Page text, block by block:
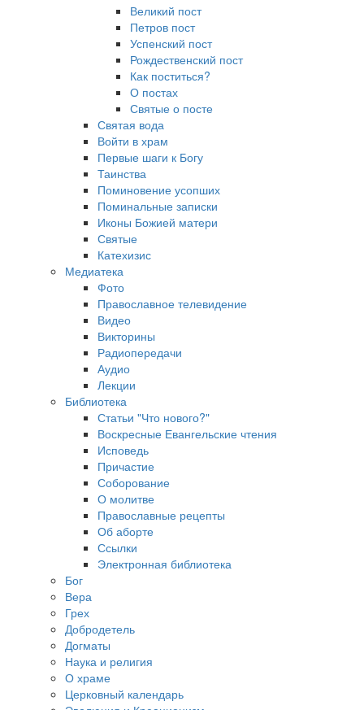
Великий пост
Петров пост
Успенский пост
Рождественский пост
Как поститься?
О постах
Святые о посте
Святая вода
Войти в храм
Первые шаги к Богу
Таинства
Поминовение усопших
Поминальные записки
Иконы Божией матери
Святые
Катехизис
Медиатека
Фото
Православное телевидение
Видео
Викторины
Радиопередачи
Аудио
Лекции
Библиотека
Статьи "Что нового?"
Воскресные Евангельские чтения
Исповедь
Причастие
Соборование
О молитве
Православные рецепты
Об аборте
Ссылки
Электронная библиотека
Бог
Вера
Грех
Добродетель
Догматы
Наука и религия
О храме
Церковный календарь